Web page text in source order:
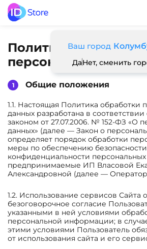
Ваш город
ДаНет, сменить
Политика
персональных
Общие положения
1.1. Настоящая Политика обработки
данных разработана в
законом от 27.07.2006. № 152-ФЗ «О
данных» (далее — Закон о
определяет порядок обработки
меры по обеспечению
конфиденциальности
предпринимаемые ИП Власовой
Александровной (далее —
1.2. Использование сервисов Сайта
безоговорочное согласие
указанными в ней условиями
персональной информации; в
этими условиями Пользователь
от использования сайта и его